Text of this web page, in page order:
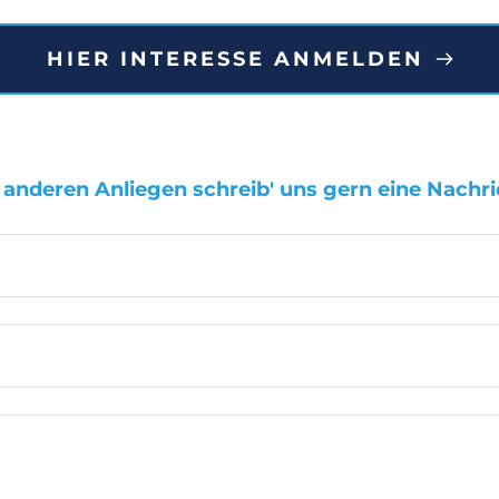
HIER INTERESSE ANMELDEN
Anliegen schreib' uns gern eine